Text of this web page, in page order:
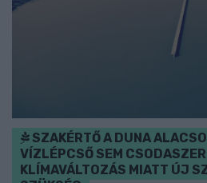
SZAKÉRTŐ A DUNA
VÍZLÉPCSŐ SEM
KLÍMAVÁLTOZÁS MIATT ÚJ